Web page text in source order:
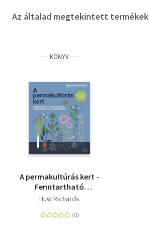
Az általad megtekintett termékek
KÖNYV
A permakultúrás kert -
Fenntartható
kerttervezés a
harmóniában
Huw Richards